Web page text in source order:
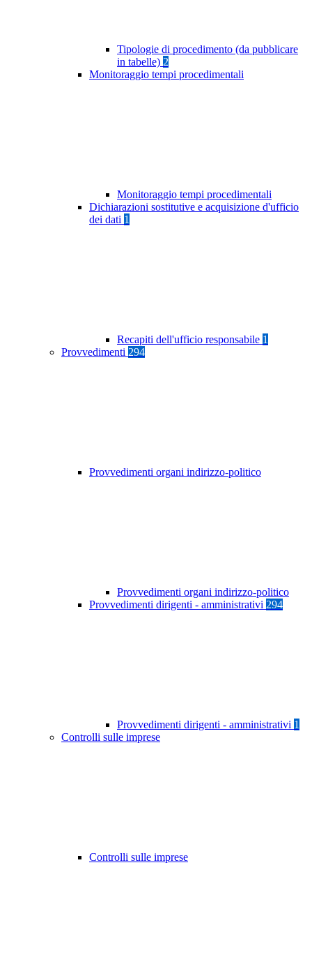
Tipologie di procedimento (da pubblicare
in tabelle) 2
Monitoraggio tempi procedimentali
Monitoraggio tempi procedimentali
Dichiarazioni sostitutive e acquisizione d'ufficio
dei dati 1
Recapiti dell'ufficio responsabile 1
Provvedimenti 294
Provvedimenti organi indirizzo-politico
Provvedimenti organi indirizzo-politico
Provvedimenti dirigenti - amministrativi 294
Provvedimenti dirigenti - amministrativi 1
Controlli sulle imprese
Controlli sulle imprese